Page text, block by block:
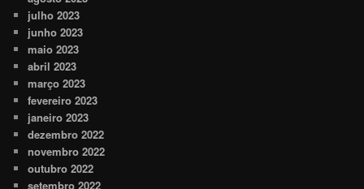
julho 2023
junho 2023
maio 2023
abril 2023
março 2023
fevereiro 2023
janeiro 2023
dezembro 2022
novembro 2022
outubro 2022
setembro 2022